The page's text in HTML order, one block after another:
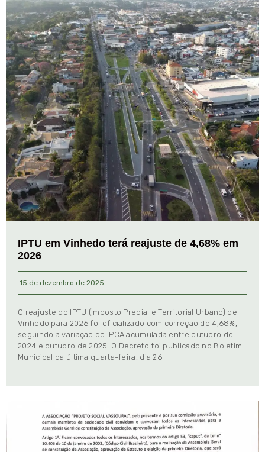
IPTU em Vinhedo terá reajuste de 4,68% em
2026
15 de dezembro de 2025
O reajuste do IPTU (Imposto Predial e Territorial Urbano) de
Vinhedo para 2026 foi oficializado com correção de 4,68%,
seguindo a variação do IPCA acumulada entre outubro de
2024 e outubro de 2025. O Decreto foi publicado no Boletim
Municipal da última quarta-feira, dia 26.